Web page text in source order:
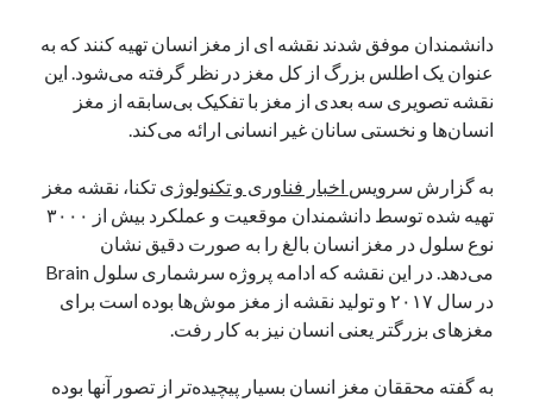
ادعای نت‌بلاکس: قطعی اینترنت ایران بیش از 120 ساعت ادامه یافت؛ اتصال
کشور به حدود یک درصد رسید
قطعی اینترنت در ایران از مرز 48 ساعت گذشت!
گوشی HMD Luma با دوربین 50 مگاپیکسل و نمایشگر 120 هرتز رونمایی شد
آخرین دیدگاه‌ها
یک نویسنده دیدگاه وردپرسدرتعمیرات تخصصی فیس آیدی
مارس 2026
دانشمندان موفق شدند نقشه ای از مغز انسان تهیه کنند که به
عنوان یک اطلس بزرگ از کل مغز در نظر گرفته می‌شود. این
نقشه تصویری سه بعدی از مغز با تفکیک بی‌سابقه از مغز
انسان‌ها و نخستی سانان غیر انسانی ارائه می‌کند.
به گزارش سرویس اخبار فناوری و تکنولوژی تکنا، نقشه مغز
تهیه شده توسط دانشمندان موقعیت و عملکرد بیش از ۳۰۰۰
نوع سلول در مغز انسان بالغ را به صورت دقیق نشان
می‌دهد. در این نقشه که ادامه پروژه سرشماری سلول Brain
در سال ۲۰۱۷ و تولید نقشه از مغز موش‌ها بوده است برای
مغزهای بزرگتر یعنی انسان نیز به کار رفت.
به گفته محققان مغز انسان بسیار پیچیده‌تر از تصور آنها بوده